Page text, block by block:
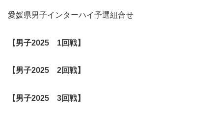
愛媛県男子インターハイ予選組合せ
【男子2025 1回戦】
【男子2025 2回戦】
【男子2025 3回戦】